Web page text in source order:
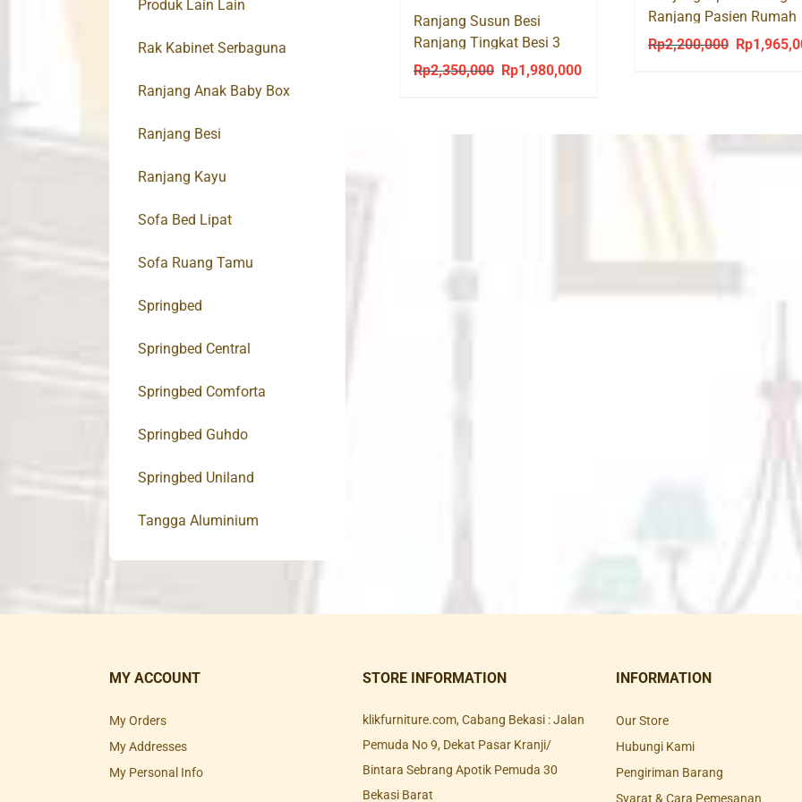
Ranjang Susun Besi
Ranjang Tingkat Besi 3
Susun 3 Tingkat 3 TIER
Rp2,350,000
Original
Rp1,980,000Current
Ranjang Pasien Rumah
Sakit BUTTERCUP
Rp2,200,000
Original
Rp
Produk Lain Lain
Rak Kabinet Serbaguna
Ranjang Anak Baby Box
Ranjang Besi
Ranjang Kayu
Sofa Bed Lipat
Sofa Ruang Tamu
Springbed
Springbed Central
Springbed Comforta
Springbed Guhdo
Springbed Uniland
Tangga Aluminium
MY ACCOUNT
My Orders
My Addresses
My Personal Info
STORE INFORMATION
klikfurniture.com, Cabang Bekasi : Jalan
Pemuda No 9, Dekat Pasar Kranji/
Bintara Sebrang Apotik Pemuda 30
Bekasi Barat
INFORMATION
Our Store
Hubungi Kami
Pengiriman Barang
Syarat & Cara Pemesanan